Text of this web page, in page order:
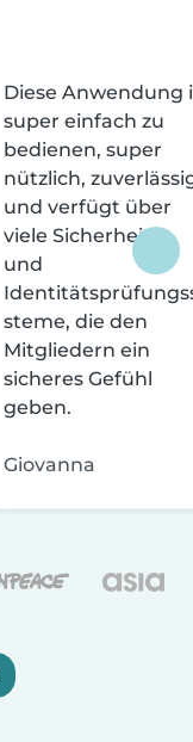
Diese Anwendung
super einfach zu
bedienen, super
nützlich,
und verfügt über
viele Sicherheits-
und
steme, die den
Mitgliedern ein
sicheres Gefühl
geben.
Giovanna